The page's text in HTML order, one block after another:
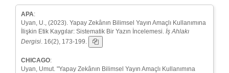
APA:
Uyan, U., (2023). Yapay Zekânın Bilimsel Yayın Amaçlı Kullanımına
İlişkin Etik Kaygılar: Sistematik Bir Yazın İncelemesi. İş Ahlakı
Dergisi . 16(2), 173-199.
CHICAGO:
Uyan, Umut. "Yapay Zekânın Bilimsel Yayın Amaçlı Kullanımına